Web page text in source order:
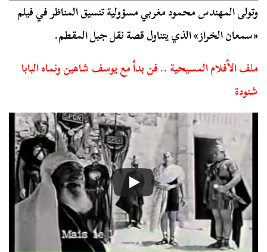
وتولى المهندس محمود مغربي مسؤولية تنسيق المناظر في فيلم
«سمعان الخراز» الذي يتناول قصة نقل جبل المقطم.
ملف الأفلام المسيحية .. فن بدأ مع يوسف شاهين ونماه البابا
شنودة